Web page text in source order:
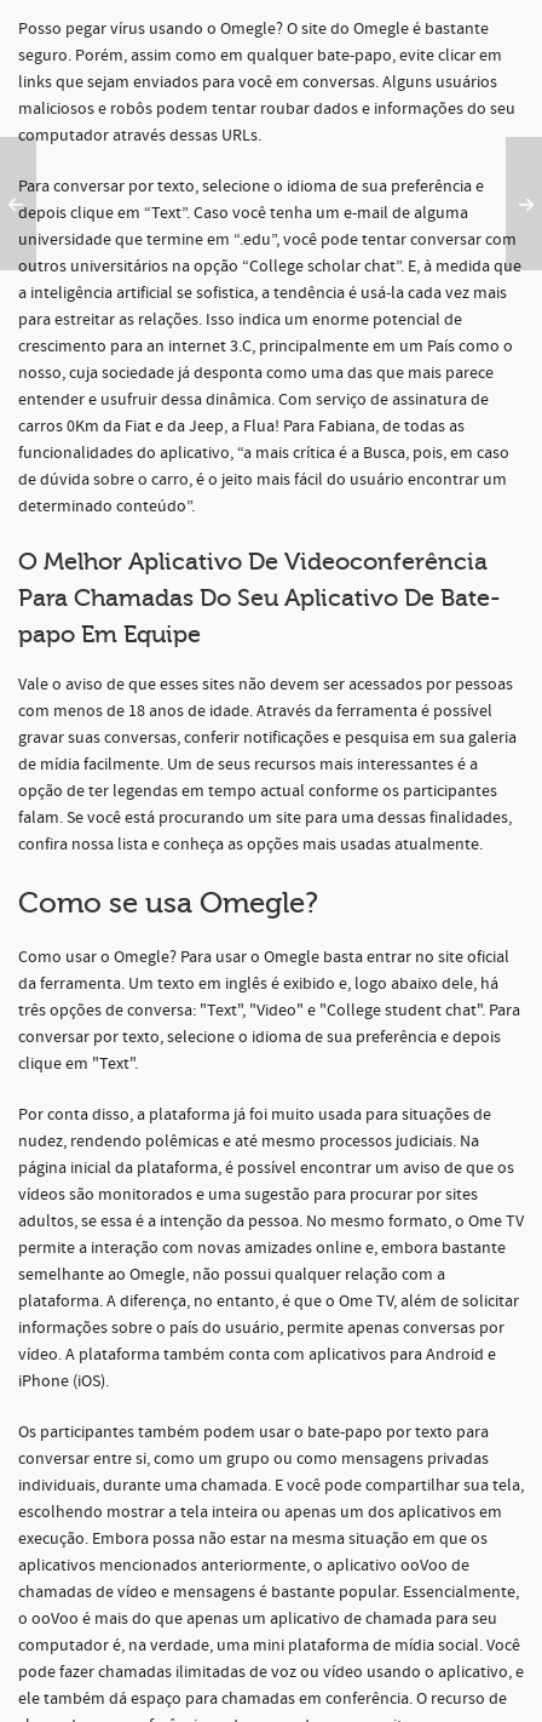
Posso pegar vírus usando o Omegle? O site do Omegle é bastante
seguro. Porém, assim como em qualquer bate-papo, evite clicar em
links que sejam enviados para você em conversas. Alguns usuários
maliciosos e robôs podem tentar roubar dados e informações do seu
computador através dessas URLs.
Para conversar por texto, selecione o idioma de sua preferência e
depois clique em “Text”. Caso você tenha um e-mail de alguma
universidade que termine em “.edu”, você pode tentar conversar com
outros universitários na opção “College scholar chat”. E, à medida que
a inteligência artificial se sofistica, a tendência é usá-la cada vez mais
para estreitar as relações. Isso indica um enorme potencial de
crescimento para an internet 3.C, principalmente em um País como o
nosso, cuja sociedade já desponta como uma das que mais parece
entender e usufruir dessa dinâmica. Com serviço de assinatura de
carros 0Km da Fiat e da Jeep, a Flua! Para Fabiana, de todas as
funcionalidades do aplicativo, “a mais crítica é a Busca, pois, em caso
de dúvida sobre o carro, é o jeito mais fácil do usuário encontrar um
determinado conteúdo”.
O Melhor Aplicativo De Videoconferência
Para Chamadas Do Seu Aplicativo De Bate-
papo Em Equipe
Vale o aviso de que esses sites não devem ser acessados por pessoas
com menos de 18 anos de idade. Através da ferramenta é possível
gravar suas conversas, conferir notificações e pesquisa em sua galeria
de mídia facilmente. Um de seus recursos mais interessantes é a
opção de ter legendas em tempo actual conforme os participantes
falam. Se você está procurando um site para uma dessas finalidades,
confira nossa lista e conheça as opções mais usadas atualmente.
Como se usa Omegle?
Como usar o Omegle? Para usar o Omegle basta entrar no site oficial
da ferramenta. Um texto em inglês é exibido e, logo abaixo dele, há
três opções de conversa: "Text", "Video" e "College student chat". Para
conversar por texto, selecione o idioma de sua preferência e depois
clique em "Text".
Por conta disso, a plataforma já foi muito usada para situações de
nudez, rendendo polêmicas e até mesmo processos judiciais. Na
página inicial da plataforma, é possível encontrar um aviso de que os
vídeos são monitorados e uma sugestão para procurar por sites
adultos, se essa é a intenção da pessoa. No mesmo formato, o Ome TV
permite a interação com novas amizades online e, embora bastante
semelhante ao Omegle, não possui qualquer relação com a
plataforma. A diferença, no entanto, é que o Ome TV, além de solicitar
informações sobre o país do usuário, permite apenas conversas por
vídeo. A plataforma também conta com aplicativos para Android e
iPhone (iOS).
Os participantes também podem usar o bate-papo por texto para
conversar entre si, como um grupo ou como mensagens privadas
individuais, durante uma chamada. E você pode compartilhar sua tela,
escolhendo mostrar a tela inteira ou apenas um dos aplicativos em
execução. Embora possa não estar na mesma situação em que os
aplicativos mencionados anteriormente, o aplicativo ooVoo de
chamadas de vídeo e mensagens é bastante popular. Essencialmente,
o ooVoo é mais do que apenas um aplicativo de chamada para seu
computador é, na verdade, uma mini plataforma de mídia social. Você
pode fazer chamadas ilimitadas de voz ou vídeo usando o aplicativo, e
ele também dá espaço para chamadas em conferência. O recurso de